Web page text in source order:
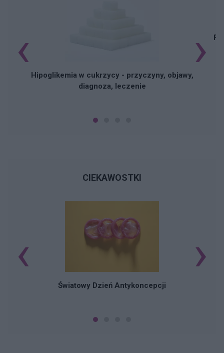
Hipoglikemia w cukrzycy - przyczyny, objawy,
diagnoza, leczenie
‹ ›
CIEKAWOSTKI
Światowy Dzień Antykoncepcji
‹ ›